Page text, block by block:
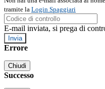
tramite la Login Spaggiari
E-mail inviata, si prega di
Errore
Chiudi
Successo